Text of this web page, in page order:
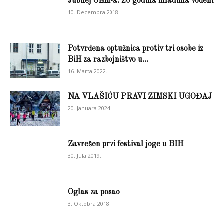
10. Decembra 2018.
Potvrđena optužnica protiv tri osobe iz
BiH za razbojništvo u...
16. Marta 2022.
NA VLAŠIĆU PRAVI ZIMSKI UGOĐAJ
20. Januara 2024.
Zavrešen prvi festival joge u BIH
30. Jula 2019.
Oglas za posao
3. Oktobra 2018.